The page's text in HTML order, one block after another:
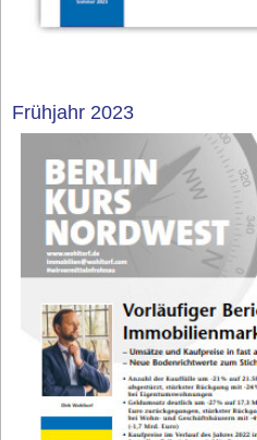
Frühjahr 2023